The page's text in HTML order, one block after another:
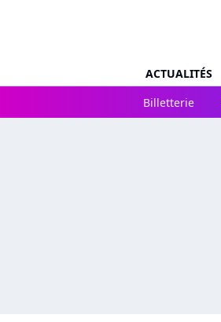
ACTUALITÉS
Billetterie